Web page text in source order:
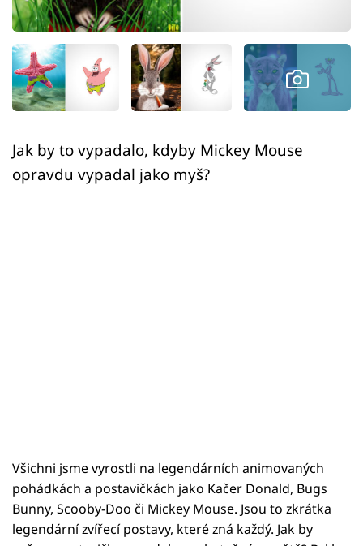
Přihlášení
Sledujte nás
Jak by to vypadalo, kdyby Mickey Mouse
opravdu vypadal jako myš?
Všichni jsme vyrostli na legendárních animovaných
pohádkách a postavičkách jako Kačer Donald, Bugs
Bunny, Scooby-Doo či Mickey Mouse. Jsou to zkrátka
legendární zvířecí postavy, které zná každý. Jak by